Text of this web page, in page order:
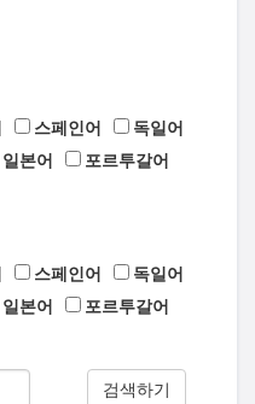
스페인어
독일어
일본어
포르투갈어
스페인어
독일어
일본어
포르투갈어
검색하기